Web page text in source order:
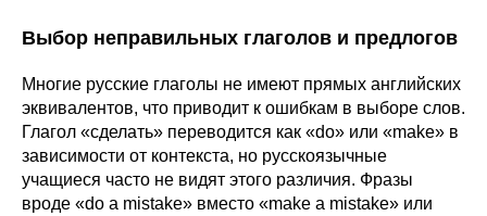
Выбор неправильных глаголов и предлогов
Многие русские глаголы не имеют прямых английских
эквивалентов, что приводит к ошибкам в выборе слов.
Глагол «сделать» переводится как «do» или «make» в
зависимости от контекста, но русскоязычные
учащиеся часто не видят этого различия. Фразы
вроде «do a mistake» вместо «make a mistake» или